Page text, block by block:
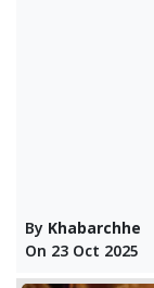
By Khabarchhe
On 23 Oct 2025